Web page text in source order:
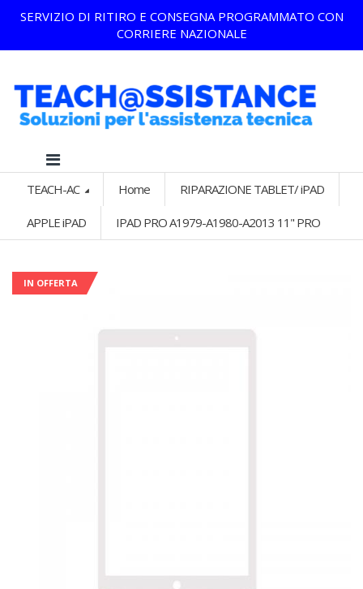
SERVIZIO DI RITIRO E CONSEGNA PROGRAMMATO CON
CORRIERE NAZIONALE
TEACH-AC Home RIPARAZIONE TABLET/ iPAD
APPLE iPAD IPAD PRO A1979-A1980-A2013 11" PRO
IN OFFERTA